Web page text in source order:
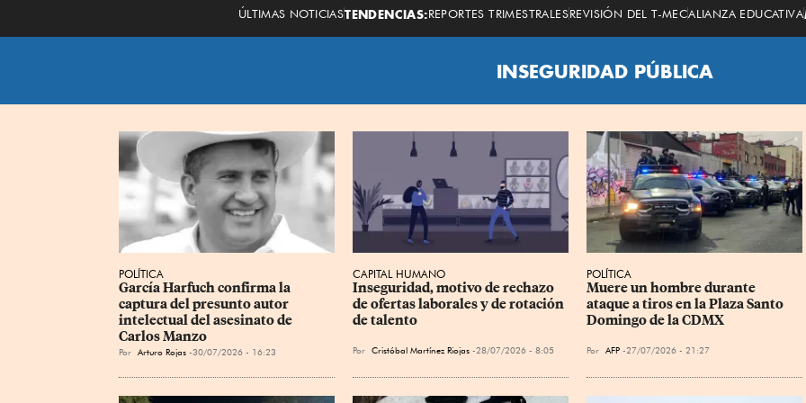
ÚLTIMAS NOTICIASTENDENCIAS:REPORTES TRIMESTRALESREVISIÓN DEL T-MECALIANZA EDUCATIVA
INSEGURIDAD PÚBLICA
POLÍTICA
García Harfuch confirma la
captura del presunto autor
intelectual del asesinato de
Carlos Manzo
Por Arturo Rojas 30/07/2026 - 16:23
CAPITAL HUMANO
Inseguridad, motivo de rechazo
de ofertas laborales y de rotación
de talento
Por Cristóbal Martínez Riojas 28/07/2026 - 8:05
POLÍTICA
Muere un hombre durante
ataque a tiros en la Plaza Santo
Domingo de la CDMX
Por AFP 27/07/2026 - 21:27